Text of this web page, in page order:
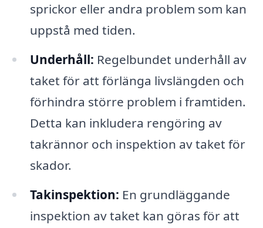
sprickor eller andra problem som kan
uppstå med tiden.
Underhåll: Regelbundet underhåll av
taket för att förlänga livslängden och
förhindra större problem i framtiden.
Detta kan inkludera rengöring av
takrännor och inspektion av taket för
skador.
Takinspektion: En grundläggande
inspektion av taket kan göras för att